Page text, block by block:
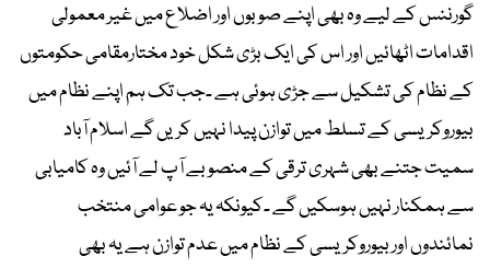
گورننس کے لیے وہ بھی اپنے صوبوں اور اضلاع میں غیر معمولی
اقدامات اٹھائیں اور اس کی ایک بڑی شکل خود مختارمقامی حکومتوں
کے نظام کی تشکیل سے جڑی ہوئی ہے ۔جب تک ہم اپنے نظام میں
بیوروکریسی کے تسلط میں توازن پیدا نہیں کریں گے اسلام آباد
سمیت جتنے بھی شہری ترقی کے منصوبے آپ لے آئیں وہ کامیابی
سے ہمکنار نہیں ہوسکیں گے ۔کیونکہ یہ جو عوامی منتخب
نمائندوں اور بیوروکریسی کے نظام میں عدم توازن ہے یہ بھی